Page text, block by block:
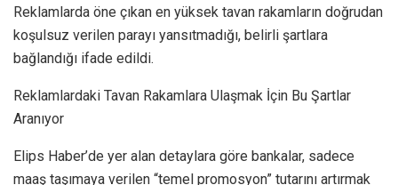
Reklamlarda öne çıkan en yüksek tavan rakamların doğrudan
koşulsuz verilen parayı yansıtmadığı, belirli şartlara
bağlandığı ifade edildi.
Reklamlardaki Tavan Rakamlara Ulaşmak İçin Bu Şartlar
Aranıyor
Elips Haber’de yer alan detaylara göre bankalar, sadece
maaş taşımaya verilen “temel promosyon” tutarını artırmak